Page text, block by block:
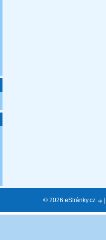
© 2026 eStránky.cz